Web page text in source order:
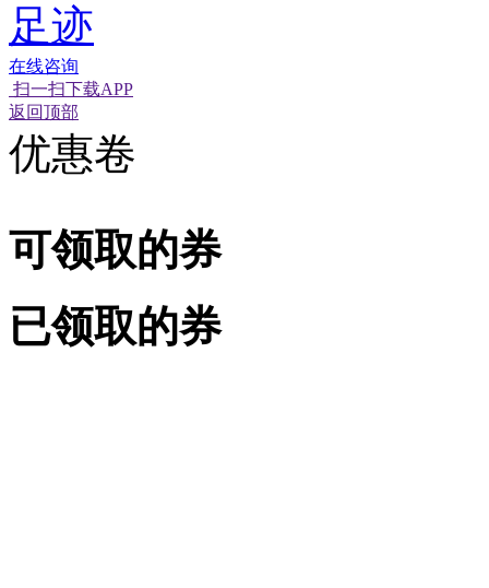
足迹
在线咨询
扫一扫下载APP
返回顶部
优惠卷
可领取的券
已领取的券